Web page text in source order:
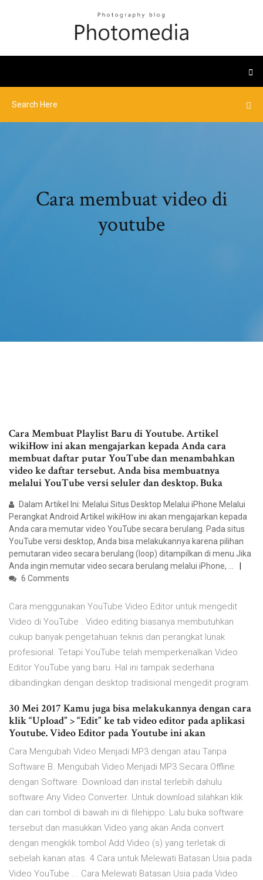
Cara membuat video di
youtube
Cara Membuat Playlist Baru di Youtube. Artikel
wikiHow ini akan mengajarkan kepada Anda cara
membuat daftar putar YouTube dan menambahkan
video ke daftar tersebut. Anda bisa membuatnya
melalui YouTube versi seluler dan desktop. Buka
Dalam Artikel Ini: Melalui Situs Desktop Melalui iPhone Melalui
Perangkat Android Artikel wikiHow ini akan mengajarkan kepada
Anda cara memutar video YouTube secara berulang. Pada situs
YouTube versi desktop, Anda bisa melakukannya karena pilihan
pemutaran video secara berulang (loop) ditampilkan di menu.Jika
Anda ingin memutar video secara berulang melalui iPhone, …
6 Comments
Cara menggunakan YouTube Video Editor untuk mengedit
Video di YouTube . Video editing biasanya membutuhkan
cukup banyak pengetahuan teknis dan perangkat lunak
profesional. Tetapi YouTube telah memperkenalkan Video
Editor YouTube yang baru. Hal ini tampak sederhana
dibandingkan dengan desktop tradisional mengedit program.
30 Mei 2017 Kamu juga bisa melakukannya dengan cara
klik “Upload” > “Edit” ke tab video editor pada aplikasi
Youtube. Video Editor pada Youtube ini akan
Cara Mengubah Video Menjadi MP3 dengan atau Tanpa
Software B. Mengubah Video Menjadi MP3 Secara Offline
dengan Software. Download dan instal terlebih dahulu
software Any Video Converter. Untuk download silahkan klik
dan cari tombol di bawah ini di filehippo: Lalu buka software
tersebut dan masukkan Video yang akan Anda convert
dengan mengklik tombol Add Video (s) yang terletak di
sebelah kanan atas. 4 Cara untuk Melewati Batasan Usia pada
Video YouTube ... Cara Melewati Batasan Usia pada Video